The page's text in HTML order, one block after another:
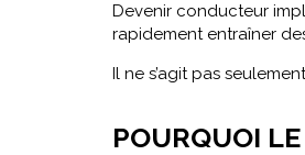
Devenir conducteur
rapidement entraîner
Il ne s’agit pas
POURQUOI